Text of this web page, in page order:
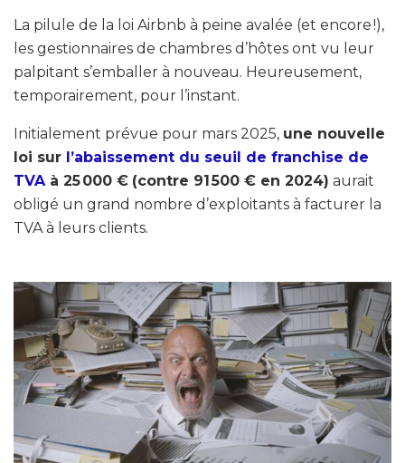
La pilule de la loi Airbnb à peine avalée (et encore !),
les gestionnaires de chambres d’hôtes ont vu leur
palpitant s’emballer à nouveau. Heureusement,
temporairement, pour l’instant.
Initialement prévue pour mars 2025, une nouvelle
loi sur l’abaissement du seuil de franchise de
TVAà 25 000 € (contre 91 500 € en 2024) aurait
obligé un grand nombre d’exploitants à facturer la
TVA à leurs clients.